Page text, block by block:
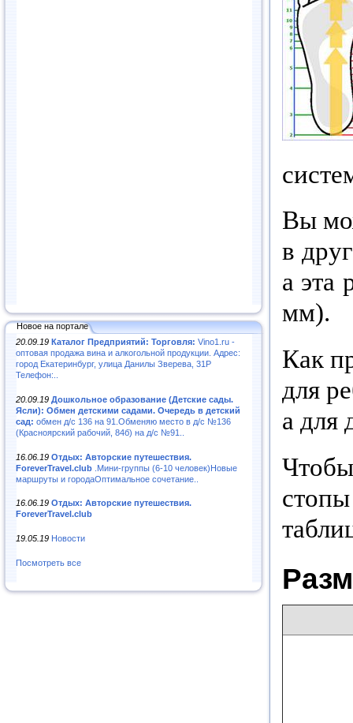
Новое на портале
20.09.19 Каталог Предприятий: Торговля: Vino1.ru -
оптовая продажа вина и алкогольной продукции. Адрес:
город Екатеринбург, улица Данилы Зверева, 31Р
Телефон:..
20.09.19 Дошкольное образование (Детские сады.
Ясли): Обмен детскими садами. Очередь в детский
сад: обмен д/с 136 на 91.Обменяю место в д/с №136
(Красноярский рабочий, 84б) на д/с №91..
16.06.19 Отдых: Авторские путешествия.
ForeverTravel.club .Мини-группы (6-10 человек)Новые
маршруты и городаОптимальное сочетание..
16.06.19 Отдых: Авторские путешествия.
ForeverTravel.club
19.05.19 Новости
Посмотреть все
Вы
в
а эта
мм).
Как
для
а для